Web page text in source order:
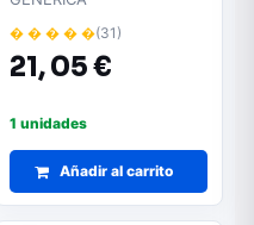
50.gd0n2.006
� � � � �(31)
21,05 €
1 unidades
Añadir al carrito